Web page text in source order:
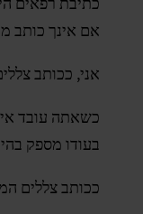
אם אינך כותב
אני, ככותב
כשאתה עובד
בעודו מספק
ככותב צללים